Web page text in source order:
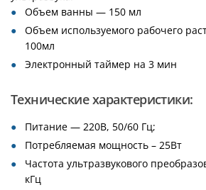
Объем ванны — 150 мл
Объем используемого рабочего
100мл
Электронный таймер на 3 мин
Технические характеристики:
Питание — 220В, 50/60 Гц;
Потребляемая мощность – 25Вт
Частота ультразвукового
кГц